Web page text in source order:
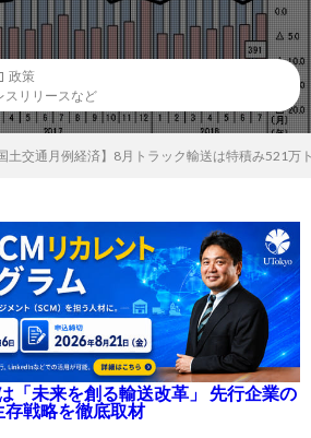
政策
スリリースなど
国土交通月例経済】8月トラック輸送は特積み521万
「未来を創る輸送改革」 先行企業の
存戦略を徹底取材